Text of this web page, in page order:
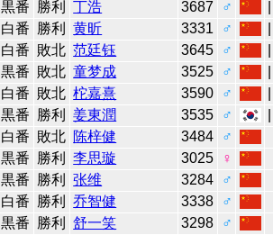
黒番 勝利 丁浩 3687 ♂
白番 勝利 黄昕 3331 ♂
白番 敗北 范廷钰 3645 ♂
黒番 敗北 童梦成 3525 ♂
白番 敗北 柁嘉熹 3590 ♂
黒番 勝利 姜東潤 3535 ♂
白番 敗北 陈梓健 3484
♂
黒番 勝利 李思璇 3025
♀
黒番 勝利 张维 3284
♂
白番 勝利 乔智健 3338
♂
黒番 勝利 舒一笑 3298
♂